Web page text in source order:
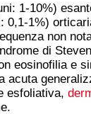
1-10%)
0,1-1%)
non
di
eosinofilia e
acuta
esfoliativa,